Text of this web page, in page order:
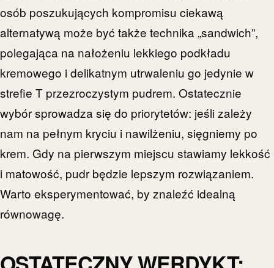
osób poszukujących kompromisu ciekawą
alternatywą może być także technika „sandwich”,
polegająca na nałożeniu lekkiego podkładu
kremowego i delikatnym utrwaleniu go jedynie w
strefie T przezroczystym pudrem. Ostatecznie
wybór sprowadza się do priorytetów: jeśli zależy
nam na pełnym kryciu i nawilżeniu, sięgniemy po
krem. Gdy na pierwszym miejscu stawiamy lekkość
i matowość, pudr będzie lepszym rozwiązaniem.
Warto eksperymentować, by znaleźć idealną
równowagę.